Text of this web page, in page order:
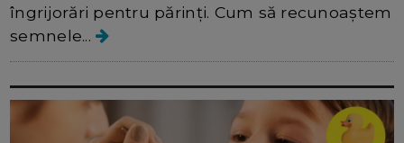
îngrijorări pentru părinți. Cum să recunoaștem
semnele...